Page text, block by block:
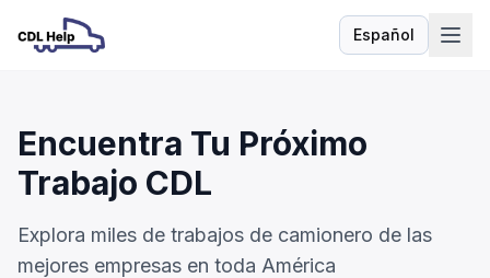
Español
Idioma
Encuentra Tu Próximo
Trabajo CDL
Explora miles de trabajos de camionero de las
mejores empresas en toda América